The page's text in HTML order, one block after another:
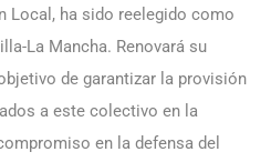
Local, ha sido reelegido como
La Mancha. Renovará su
de garantizar la provisión
a este colectivo en la
en la defensa del